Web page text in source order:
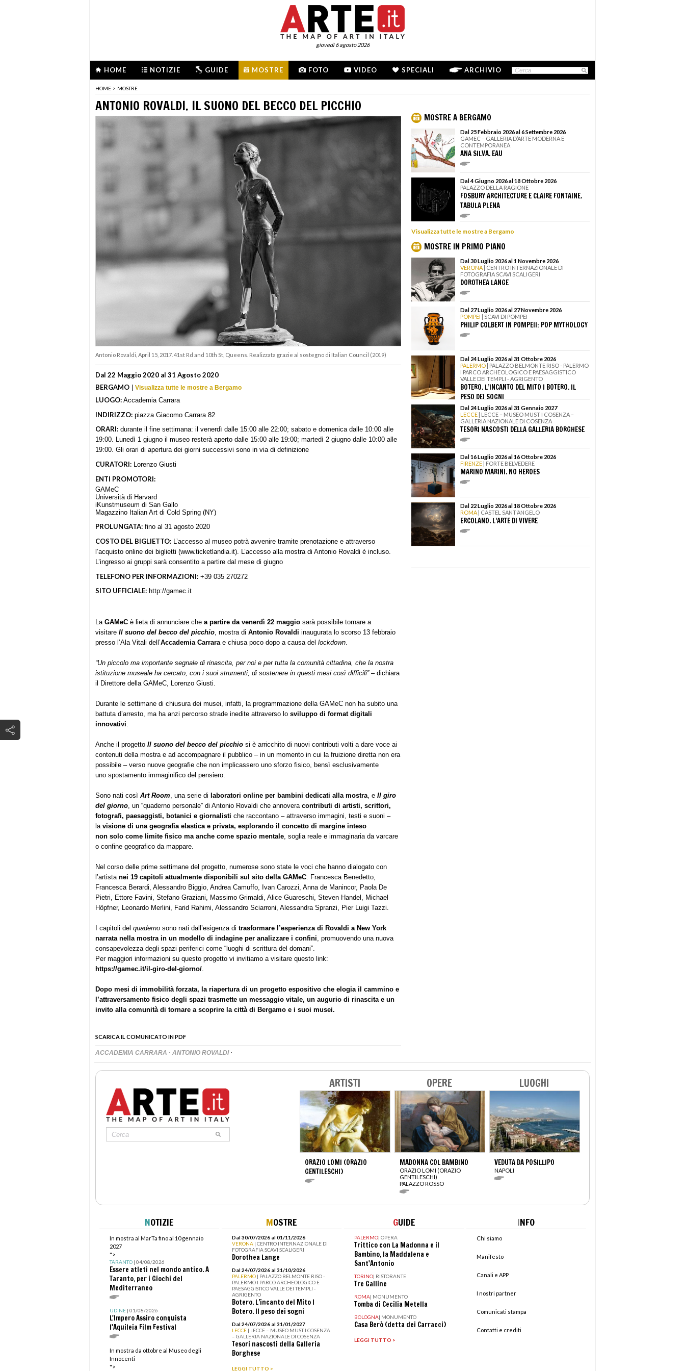
giovedì 6 agosto 2026
HOME NOTIZIE GUIDE MOSTRE FOTO VIDEO SPECIALI ARCHIVIO
HOME > MOSTRE
ANTONIO ROVALDI. IL SUONO DEL BECCO DEL PICCHIO
Antonio Rovaldi, April 15, 2017. 41st Rd and 10th St, Queens. Realizzata grazie al sostegno di Italian Council (2019)
Dal 22 Maggio 2020 al 31 Agosto 2020
BERGAMO | Visualizza tutte le mostre a Bergamo
LUOGO: Accademia Carrara
INDIRIZZO: piazza Giacomo Carrara 82
ORARI: durante il fine settimana: il venerdì dalle 15:00 alle 22:00; sabato e domenica dalle 10:00 alle
19:00. Lunedì 1 giugno il museo resterà aperto dalle 15:00 alle 19:00; martedì 2 giugno dalle 10:00 alle
19:00. Gli orari di apertura dei giorni successivi sono in via di definizione
CURATORI: Lorenzo Giusti
ENTI PROMOTORI:
GAMeC
Università di Harvard
iKunstmuseum di San Gallo
Magazzino Italian Art di Cold Spring (NY)
PROLUNGATA: fino al 31 agosto 2020
COSTO DEL BIGLIETTO: L’accesso al museo potrà avvenire tramite prenotazione e attraverso
l’acquisto online dei biglietti (www.ticketlandia.it). L’accesso alla mostra di Antonio Rovaldi è incluso.
L’ingresso ai gruppi sarà consentito a partire dal mese di giugno
TELEFONO PER INFORMAZIONI: +39 035 270272
SITO UFFICIALE: http://gamec.it
La GAMeC è lieta di annunciare che a partire da venerdì 22 maggio sarà possibile tornare a
visitare Il suono del becco del picchio, mostra di Antonio Rovaldi inaugurata lo scorso 13 febbraio
presso l’Ala Vitali dell’Accademia Carrarae chiusa poco dopo a causa del lockdown.
“Un piccolo ma importante segnale di rinascita, per noi e per tutta la comunità cittadina, che la nostra
istituzione museale ha cercato, con i suoi strumenti, di sostenere in questi mesi così difficili”– dichiara
il Direttore della GAMeC, Lorenzo Giusti.
Durante le settimane di chiusura dei musei, infatti, la programmazione della GAMeC non ha subito una
battuta d’arresto, ma ha anzi percorso strade inedite attraverso lo sviluppo di format digitali
innovativi.
Anche il progetto Il suono del becco del picchio si è arricchito di nuovi contributi volti a dare voce ai
contenuti della mostra e ad accompagnare il pubblico – in un momento in cui la fruizione diretta non era
possibile – verso nuove geografie che non implicassero uno sforzo fisico, bensì esclusivamente
uno spostamento immaginifico del pensiero.
Sono nati così Art Room, una serie di laboratori online per bambini dedicati alla mostra, e Il giro
del giorno, un “quaderno personale” di Antonio Rovaldi che annovera contributi di artisti, scrittori,
fotografi, paesaggisti, botanici e giornalisti che raccontano – attraverso immagini, testi e suoni –
la visione di una geografia elastica e privata, esplorando il concetto di margine inteso
non solo come limite fisico ma anche come spazio mentale, soglia reale e immaginaria da varcare
o confine geografico da mappare.
Nel corso delle prime settimane del progetto, numerose sono state le voci che hanno dialogato con
l’artista nei 19 capitoli attualmente disponibili sul sito della GAMeC: Francesca Benedetto,
Francesca Berardi, Alessandro Biggio, Andrea Camuffo, Ivan Carozzi, Anna de Manincor, Paola De
Pietri, Ettore Favini, Stefano Graziani, Massimo Grimaldi, Alice Guareschi, Steven Handel, Michael
Höpfner, Leonardo Merlini, Farid Rahimi, Alessandro Sciarroni, Alessandra Spranzi, Pier Luigi Tazzi.
I capitoli del quaderno sono nati dall’esigenza di trasformare l’esperienza di Rovaldi a New York
narrata nella mostra in un modello di indagine per analizzare i confini, promuovendo una nuova
consapevolezza degli spazi periferici come “luoghi di scrittura del domani”.
Per maggiori informazioni su questo progetto vi invitiamo a visitare questo link:
https://gamec.it/il-giro-del-giorno/.
Dopo mesi di immobilità forzata, la riapertura di un progetto espositivo che elogia il cammino e
l’attraversamento fisico degli spazi trasmette un messaggio vitale, un augurio di rinascita e un
invito alla comunità di tornare a scoprire la città di Bergamo e i suoi musei.
SCARICA IL COMUNICATO IN PDF
ACCADEMIA CARRARA · ANTONIO ROVALDI ·
MOSTRE A BERGAMO
Dal 25 Febbraio 2026 al 6 Settembre 2026
GAMEC – GALLERIA D’ARTE MODERNA E
CONTEMPORANEA
ANA SILVA. EAU
Dal 4 Giugno 2026 al 18 Ottobre 2026
PALAZZO DELLA RAGIONE
FOSBURY ARCHITECTURE E CLAIRE FONTAINE.
TABULA PLENA
Visualizza tutte le mostre a Bergamo
MOSTRE IN PRIMO PIANO
Dal 30 Luglio 2026 al 1 Novembre 2026
VERONA | CENTRO INTERNAZIONALE DI
FOTOGRAFIA SCAVI SCALIGERI
DOROTHEA LANGE
Dal 27 Luglio 2026 al 27 Novembre 2026
POMPEI | SCAVI DI POMPEI
PHILIP COLBERT IN POMPEII: POP MYTHOLOGY
Dal 24 Luglio 2026 al 31 Ottobre 2026
PALERMO | PALAZZO BELMONTE RISO - PALERMO
I PARCO ARCHEOLOGICO E PAESAGGISTICO
VALLE DEI TEMPLI - AGRIGENTO
BOTERO. L’INCANTO DEL MITO I BOTERO. IL
PESO DEI SOGNI
Dal 24 Luglio 2026 al 31 Gennaio 2027
LECCE | LECCE – MUSEO MUST I COSENZA –
GALLERIA NAZIONALE DI COSENZA
TESORI NASCOSTI DELLA GALLERIA BORGHESE
Dal 16 Luglio 2026 al 16 Ottobre 2026
FIRENZE | FORTE BELVEDERE
MARINO MARINI. NO HEROES
Dal 22 Luglio 2026 al 18 Ottobre 2026
ROMA | CASTEL SANT’ANGELO
ERCOLANO. L’ARTE DI VIVERE
ARTISTI
ORAZIO LOMI (ORAZIO
GENTILESCHI)
OPERE
MADONNA COL BAMBINO
ORAZIO LOMI (ORAZIO
GENTILESCHI)
PALAZZO ROSSO
LUOGHI
VEDUTA DA POSILLIPO
NAPOLI
NOTIZIE
In mostra al MarTa fino al 10 gennaio
2027
">
TARANTO| 04/08/2026
Essere atleti nel mondo antico. A
Taranto, per i Giochi del
Mediterraneo
UDINE| 01/08/2026
L'Impero Assiro conquista
l'Aquileia Film Festival
In mostra da ottobre al Museo degli
Innocenti
">
MOSTRE
Dal 30/07/2026 al 01/11/2026
VERONA | CENTRO INTERNAZIONALE DI
FOTOGRAFIA SCAVI SCALIGERI
Dorothea Lange
Dal 24/07/2026 al 31/10/2026
PALERMO | PALAZZO BELMONTE RISO -
PALERMO I PARCO ARCHEOLOGICO E
PAESAGGISTICO VALLE DEI TEMPLI -
AGRIGENTO
Botero. L’incanto del Mito I
Botero. Il peso dei sogni
Dal 24/07/2026 al 31/01/2027
LECCE | LECCE – MUSEO MUST I COSENZA
– GALLERIA NAZIONALE DI COSENZA
Tesori nascosti della Galleria
Borghese
LEGGI TUTTO >
GUIDE
PALERMO| OPERA
Trittico con La Madonna e il
Bambino, la Maddalena e
Sant'Antonio
TORINO| RISTORANTE
Tre Galline
ROMA| MONUMENTO
Tomba di Cecilia Metella
BOLOGNA| MONUMENTO
Casa Berò (detta dei Carracci)
LEGGI TUTTO >
INFO
Chi siamo
Manifesto
Canali e APP
I nostri partner
Comunicati stampa
Contatti e crediti